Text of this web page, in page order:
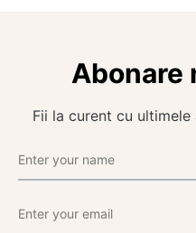
Abonare
Fii la curent cu